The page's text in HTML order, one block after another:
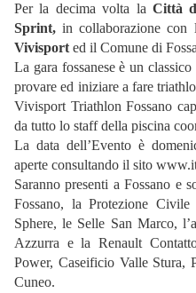
Per la decima volta la Città
Sprint, in collaborazione con
Vivisport ed il Comune di
La gara fossanese è un
provare ed iniziare a fare
Vivisport Triathlon Fossano
da tutto lo staff della piscina
La data dell’Evento è
aperte consultando il sito
Saranno presenti a Fossano e
Fossano, la Protezione
Sphere, le Selle San Marco,
Azzurra e la Renault
Power, Caseificio Valle Stura,
Cuneo.